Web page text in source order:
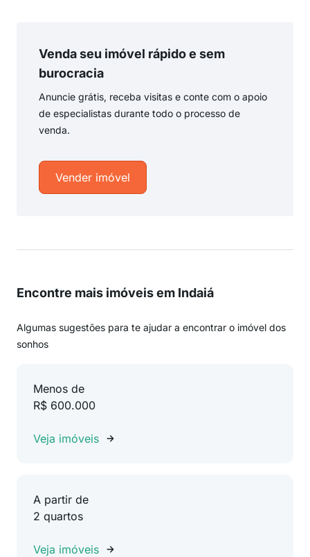
Venda seu imóvel rápido e sem
burocracia
Anuncie grátis, receba visitas e conte com o apoio
de especialistas durante todo o processo de
venda.
Vender imóvel
Encontre mais imóveis em Indaiá
Algumas sugestões para te ajudar a encontrar o imóvel dos
sonhos
Menos de
R$ 600.000
Veja imóveis
A partir de
2 quartos
Veja imóveis